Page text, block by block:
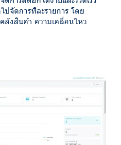
ปจัดการทีละรายการ โดย
ลังสินค้า ความเคลื่อนไหว